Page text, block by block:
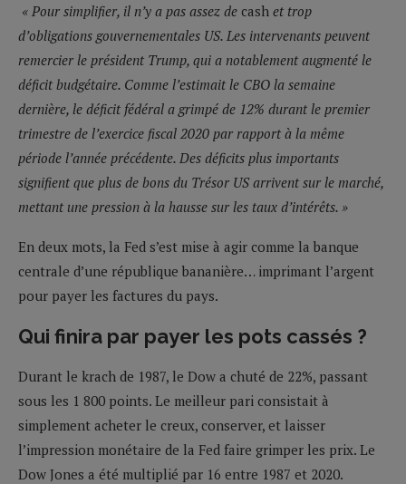
« Pour simplifier, il n’y a pas assez de cash et trop
d’obligations gouvernementales US. Les intervenants peuvent
remercier le président Trump, qui a notablement augmenté le
déficit budgétaire. Comme l’estimait le CBO la semaine
dernière, le déficit fédéral a grimpé de 12% durant le premier
trimestre de l’exercice fiscal 2020 par rapport à la même
période l’année précédente. Des déficits plus importants
signifient que plus de bons du Trésor US arrivent sur le marché,
mettant une pression à la hausse sur les taux d’intérêts. »
En deux mots, la Fed s’est mise à agir comme la banque
centrale d’une république bananière… imprimant l’argent
pour payer les factures du pays.
Qui finira par payer les pots cassés ?
Durant le krach de 1987, le Dow a chuté de 22%, passant
sous les 1 800 points. Le meilleur pari consistait à
simplement acheter le creux, conserver, et laisser
l’impression monétaire de la Fed faire grimper les prix. Le
Dow Jones a été multiplié par 16 entre 1987 et 2020.